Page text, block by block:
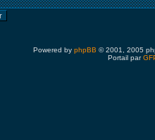
Powered by phpBB © 2001, 2005
Portail par